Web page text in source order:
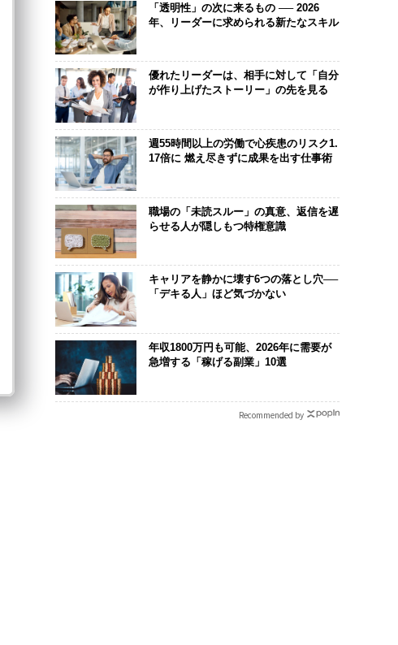
「透明性」の次に来るもの ── 2026
年、リーダーに求められる新たなスキル
優れたリーダーは、相手に対して「自分
が作り上げたストーリー」の先を見る
週55時間以上の労働で心疾患のリスク1.
17倍に 燃え尽きずに成果を出す仕事術
職場の「未読スルー」の真意、返信を遅
らせる人が隠しもつ特権意識
キャリアを静かに壊す6つの落とし穴──
「デキる人」ほど気づかない
年収1800万円も可能、2026年に需要が
急増する「稼げる副業」10選
Recommended by